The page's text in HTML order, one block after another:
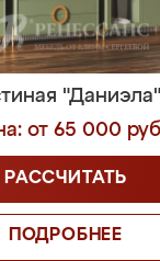
"Даниэла"
от 65 000
РАССЧИТАТЬ
ПОДРОБНЕЕ